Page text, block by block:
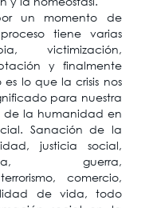
un momento de
tiene varias
victimización,
y finalmente
lo que la crisis nos
para nuestra
de la humanidad en
Sanación de la
justicia social,
guerra,
comercio,
de vida, todo